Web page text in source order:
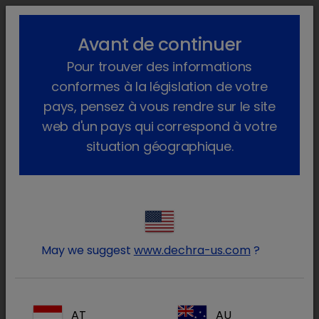
lock_outline search menu
Réclamations Qualité
Pour déposer une réclamation qualité,
veuillez appeler le +33 (0)1 30 48 71 40.
Réclamations Qualité
Adresses
Avant de continuer
Pour trouver des informations
conformes à la législation de votre
pays, pensez à vous rendre sur le site
web d'un pays qui correspond à votre
situation géographique.
May we suggest www.dechra-us.com ?
AT AU